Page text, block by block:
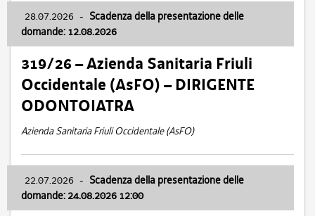
28.07.2026 - Scadenza della presentazione delle
domande: 12.08.2026
319/26 – Azienda Sanitaria Friuli
Occidentale (AsFO) – DIRIGENTE
ODONTOIATRA
Azienda Sanitaria Friuli Occidentale (AsFO)
22.07.2026 - Scadenza della presentazione delle
domande: 24.08.2026 12:00